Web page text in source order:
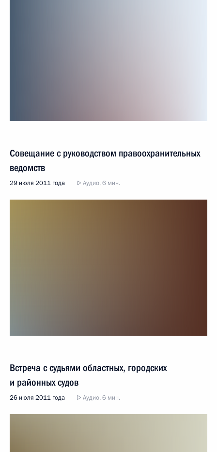
Совещание с руководством правоохранительных
ведомств
29 июля 2011 года Аудио, 6 мин.
Встреча с судьями областных, городских
и районных судов
26 июля 2011 года Аудио, 6 мин.